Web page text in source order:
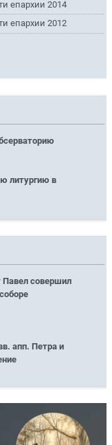
епархии 2014
епархии 2012
литургию в
Павел совершил
апп. Петра и